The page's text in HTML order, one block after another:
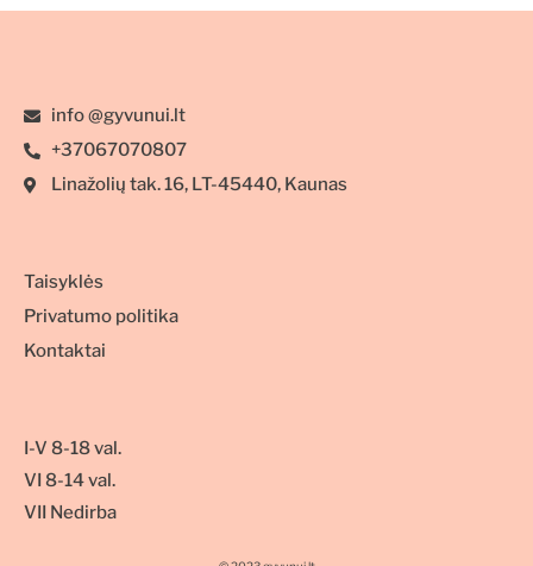
info @gyvunui.lt
+37067070807
Linažolių tak. 16, LT-45440, Kaunas
Taisyklės
Privatumo politika
Kontaktai
I-V 8-18 val.
VI 8-14 val.
VII Nedirba